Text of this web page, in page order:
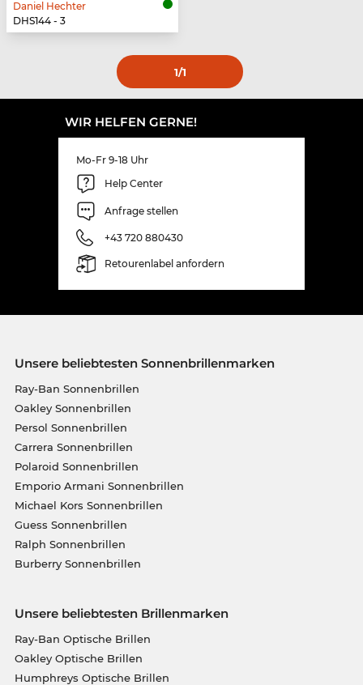
Daniel Hechter
DHS144 - 3
1/1
WIR HELFEN GERNE!
Mo-Fr 9-18 Uhr
Help Center
Anfrage stellen
+43 720 880430
Retourenlabel anfordern
Unsere beliebtesten Sonnenbrillenmarken
Ray-Ban Sonnenbrillen
Oakley Sonnenbrillen
Persol Sonnenbrillen
Carrera Sonnenbrillen
Polaroid Sonnenbrillen
Emporio Armani Sonnenbrillen
Michael Kors Sonnenbrillen
Guess Sonnenbrillen
Ralph Sonnenbrillen
Burberry Sonnenbrillen
Unsere beliebtesten Brillenmarken
Ray-Ban Optische Brillen
Oakley Optische Brillen
Humphreys Optische Brillen